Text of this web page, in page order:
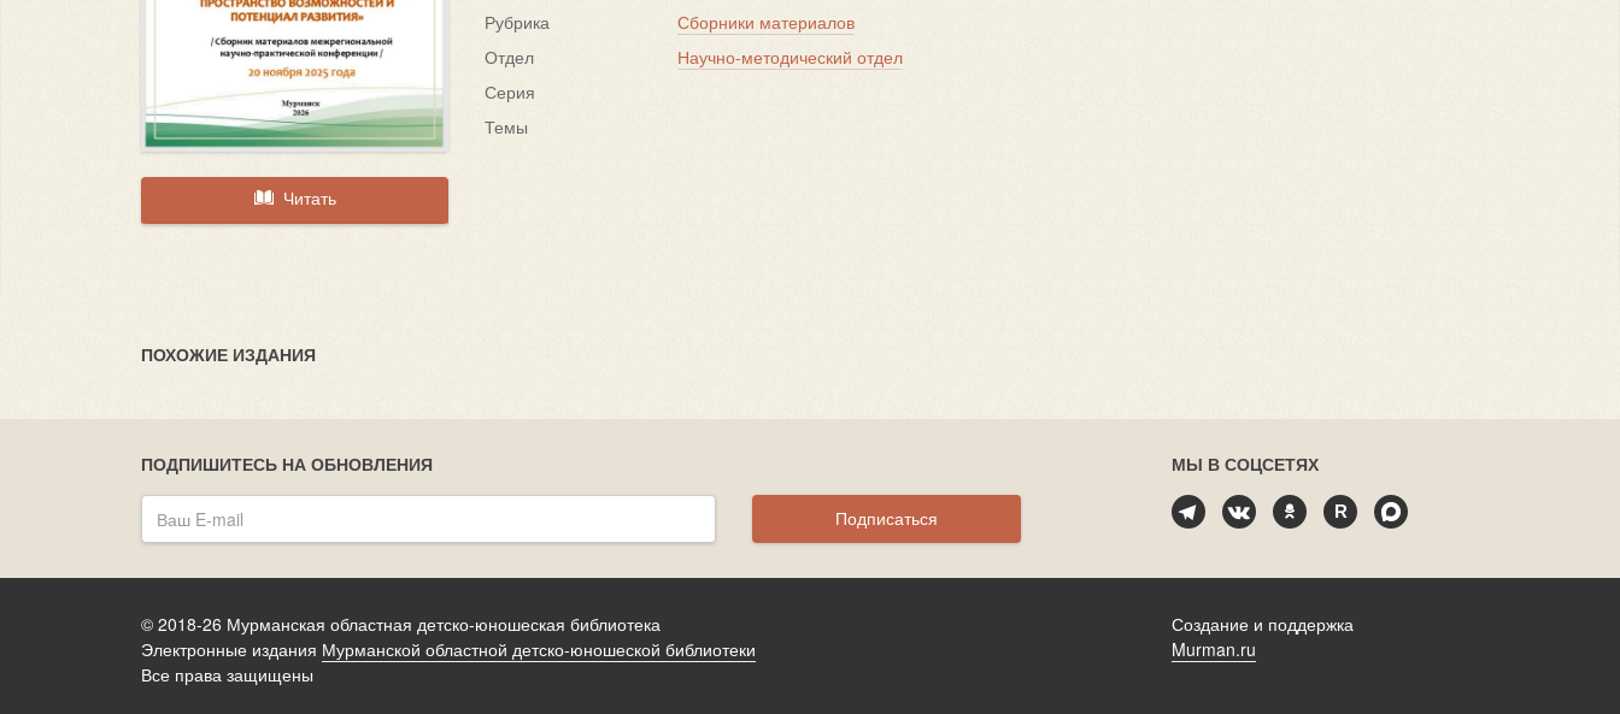
Читать
Рубрика
Сборники материалов
Отдел
Научно-методический отдел
Серия
Темы
ПОХОЖИЕ ИЗДАНИЯ
ПОДПИШИТЕСЬ НА ОБНОВЛЕНИЯ
Подписаться
МЫ В СОЦСЕТЯХ
© 2018-26 Мурманская областная детско-юношеская библиотека
Электронные издания Мурманской областной детско-юношеской библиотеки
Все права защищены
Создание и поддержка
Murman.ru